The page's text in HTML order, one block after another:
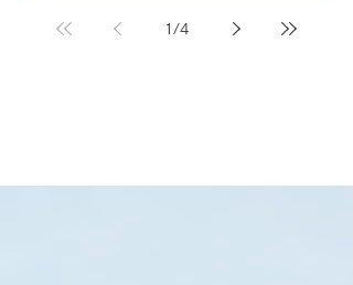
1 /4